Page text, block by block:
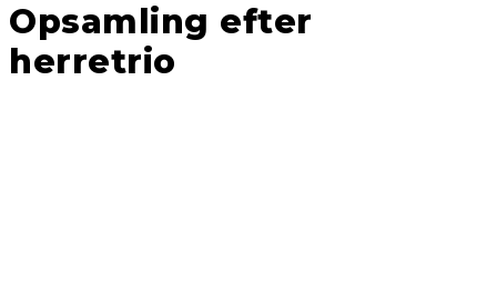
Opsamling efter
herretrio